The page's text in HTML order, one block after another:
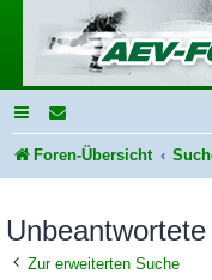
Foren-Übersicht
Zur erweiterten Suche